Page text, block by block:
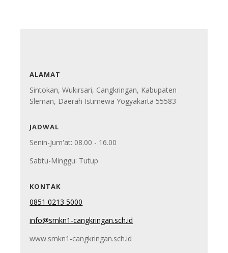
ALAMAT
Sintokan, Wukirsari, Cangkringan, Kabupaten
Sleman, Daerah Istimewa Yogyakarta 55583
JADWAL
Senin-Jum'at: 08.00 - 16.00
Sabtu-Minggu: Tutup
KONTAK
0851 0213 5000
info@smkn1-cangkringan.sch.id
www.smkn1-cangkringan.sch.id